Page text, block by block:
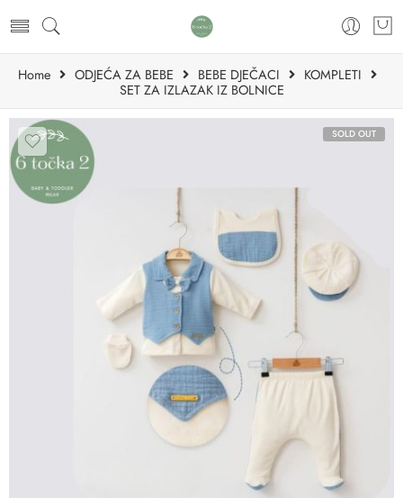
Home ODJEĆA ZA BEBE BEBE DJEČACI
KOMPLETI
SET ZA IZLAZAK IZ BOLNICE
SOLD OUT